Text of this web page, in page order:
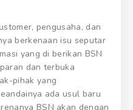
pengusaha, dan
berkenaan isu seputar
yang di berikan BSN
dan terbuka
pihak yang
ada usul baru
BSN akan dengan